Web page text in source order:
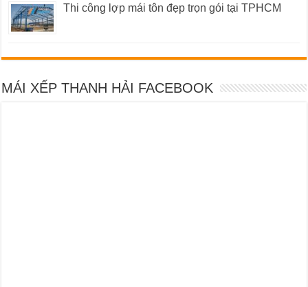
Thi công lợp mái tôn đẹp trọn gói tại TPHCM
MÁI XẾP THANH HẢI FACEBOOK